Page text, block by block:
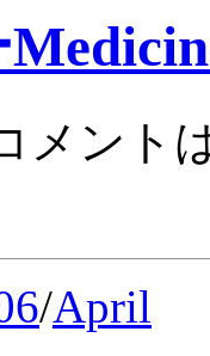
メント
/April